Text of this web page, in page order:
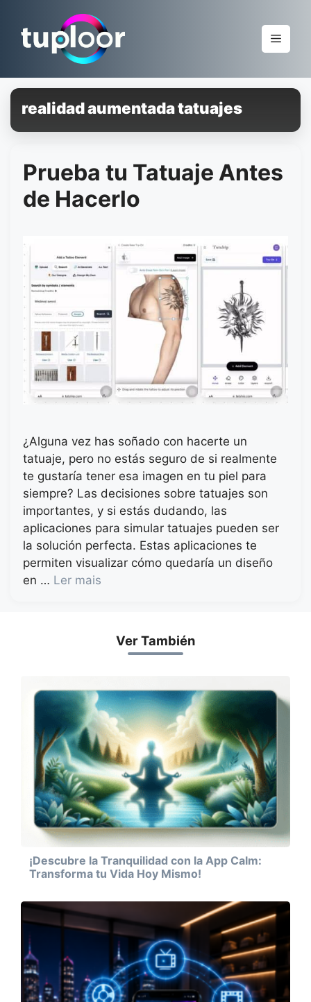
para
Menu
realidad aumentada tatuajes
Prueba tu Tatuaje Antes
de Hacerlo
¿Alguna vez has soñado con hacerte un
tatuaje, pero no estás seguro de si realmente
te gustaría tener esa imagen en tu piel para
siempre? Las decisiones sobre tatuajes son
importantes, y si estás dudando, las
aplicaciones para simular tatuajes pueden ser
la solución perfecta. Estas aplicaciones te
permiten visualizar cómo quedaría un diseño
en … Ler mais
Ver También
¡Descubre la Tranquilidad con la App Calm:
Transforma tu Vida Hoy Mismo!